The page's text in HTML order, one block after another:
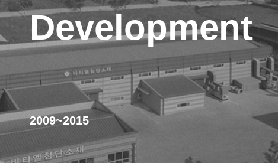
Development
2009~2015